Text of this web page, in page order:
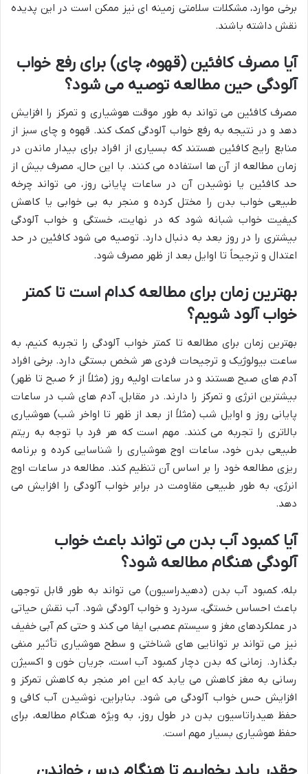
برخی موارد، مشکلات سلامتی زمینه ای نیز ممکن است در این پدیده
نقش داشته باشند.
آیا مصرف کافئین (قهوه، چای) برای رفع خواب
آلودگی حین مطالعه توصیه می شود؟
مصرف کافئین می تواند به طور موقت هوشیاری و تمرکز را افزایش
دهد و در نتیجه به رفع خواب آلودگی کمک کند. قهوه و چای سبز از
منابع رایج کافئین هستند که بسیاری از افراد برای بیدار ماندن در
زمان مطالعه از آن ها استفاده می کنند. با این حال، مصرف بیش از
حد کافئین یا نوشیدن آن در ساعات پایانی روز، می تواند چرخه
طبیعی خواب بدن را مختل کرده و منجر به بی خوابی یا کاهش
کیفیت خواب شبانه شود که در نهایت، خستگی و خواب آلودگی
بیشتری را در روز بعد به دنبال دارد. توصیه می شود کافئین در حد
اعتدال و ترجیحاً تا اوایل بعد از ظهر مصرف شود.
بهترین زمان برای مطالعه کدام است تا کمتر
خواب آلود شویم؟
بهترین زمان برای مطالعه تا کمتر خواب آلودگی را تجربه کنیم، به
ساعت بیولوژیک و ترجیحات فردی هر شخص بستگی دارد. برخی افراد
آدم های صبح هستند و در ساعات اولیه روز (مثلاً از ۶ صبح تا ظهر)
بیشترین انرژی و تمرکز را دارند. در مقابل، آدم های شب در ساعات
پایانی روز و اوایل شب (مثلاً از بعد از ظهر تا اواخر شب) هوشیاری
بالاتری را تجربه می کنند. مهم است که هر فرد با توجه به ریتم
طبیعی بدن خود، ساعات اوج هوشیاری را شناسایی کرده و برنامه
ریزی مطالعه خود را بر اساس آن تنظیم کند. مطالعه در ساعات اوج
انرژی، به طور طبیعی مقاومت در برابر خواب آلودگی را افزایش می
دهد.
آیا کمبود آب بدن می تواند باعث خواب
آلودگی هنگام مطالعه شود؟
بله، کمبود آب بدن (دهیدراسیون) می تواند به طور قابل توجهی
باعث احساس خستگی، سردرد و خواب آلودگی شود. آب نقش حیاتی
در عملکردهای مغز و سیستم عصبی ایفا می کند و حتی کم آبی خفیف
نیز می تواند بر توانایی های شناختی و سطح هوشیاری تأثیر منفی
بگذارد. زمانی که بدن دچار کمبود آب است، جریان خون و اکسیژن
رسانی به مغز کاهش می یابد که این امر منجر به کاهش تمرکز و
افزایش حس خواب آلودگی می شود. بنابراین، نوشیدن آب کافی و
حفظ هیدراتاسیون بدن در طول روز، به ویژه هنگام مطالعه، برای
حفظ هوشیاری بسیار مهم است.